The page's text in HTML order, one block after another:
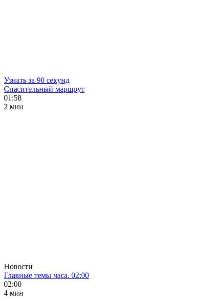
Узнать за 90 секунд
Спасительный маршрут
01:58
2 мин
Новости
Главные темы часа. 02:00
02:00
4 мин